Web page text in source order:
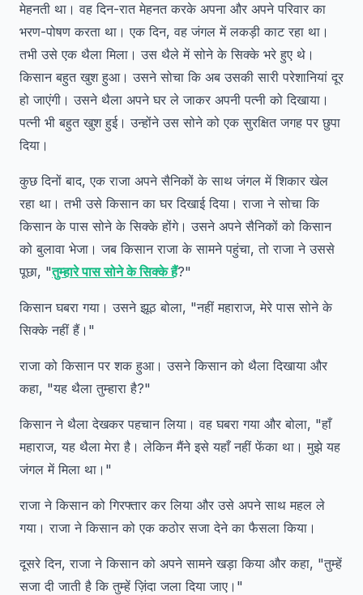
मेहनती था। वह दिन-रात मेहनत करके अपना और अपने परिवार का
भरण-पोषण करता था। एक दिन, वह जंगल में लकड़ी काट रहा था।
तभी उसे एक थैला मिला। उस थैले में सोने के सिक्के भरे हुए थे।
किसान बहुत खुश हुआ। उसने सोचा कि अब उसकी सारी परेशानियां दूर
हो जाएंगी। उसने थैला अपने घर ले जाकर अपनी पत्नी को दिखाया।
पत्नी भी बहुत खुश हुई। उन्होंने उस सोने को एक सुरक्षित जगह पर छुपा
दिया।
कुछ दिनों बाद, एक राजा अपने सैनिकों के साथ जंगल में शिकार खेल
रहा था। तभी उसे किसान का घर दिखाई दिया। राजा ने सोचा कि
किसान के पास सोने के सिक्के होंगे। उसने अपने सैनिकों को किसान
को बुलावा भेजा। जब किसान राजा के सामने पहुंचा, तो राजा ने उससे
पूछा, "तुम्हारे पास सोने के सिक्के हैं?"
किसान घबरा गया। उसने झूठ बोला, "नहीं महाराज, मेरे पास सोने के
सिक्के नहीं हैं।"
राजा को किसान पर शक हुआ। उसने किसान को थैला दिखाया और
कहा, "यह थैला तुम्हारा है?"
किसान ने थैला देखकर पहचान लिया। वह घबरा गया और बोला, "हाँ
महाराज, यह थैला मेरा है। लेकिन मैंने इसे यहाँ नहीं फेंका था। मुझे यह
जंगल में मिला था।"
राजा ने किसान को गिरफ्तार कर लिया और उसे अपने साथ महल ले
गया। राजा ने किसान को एक कठोर सजा देने का फैसला किया।
दूसरे दिन, राजा ने किसान को अपने सामने खड़ा किया और कहा, "तुम्हें
सजा दी जाती है कि तुम्हें ज़िंदा जला दिया जाए।"